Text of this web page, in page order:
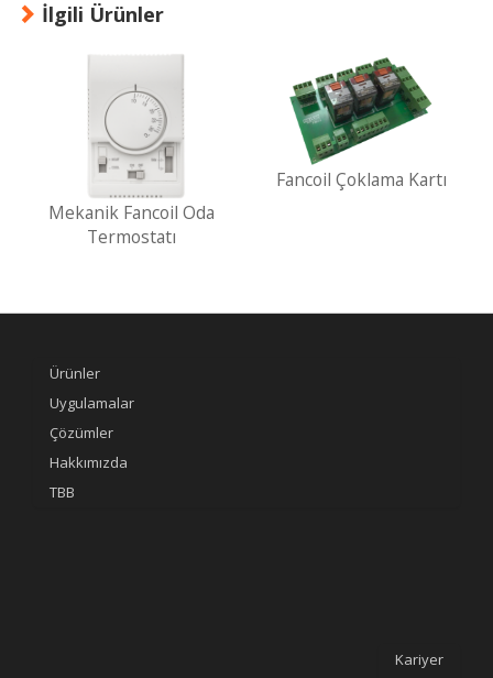
İlgili Ürünler
Mekanik Fancoil Oda
Termostatı
Fancoil Çoklama Kartı
Ürünler
Uygulamalar
Çözümler
Hakkımızda
TBB
Kariyer